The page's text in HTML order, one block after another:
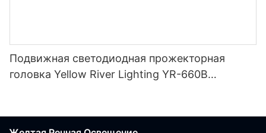
Подвижная светодиодная прожекторная
головка Yellow River Lighting YR-660B